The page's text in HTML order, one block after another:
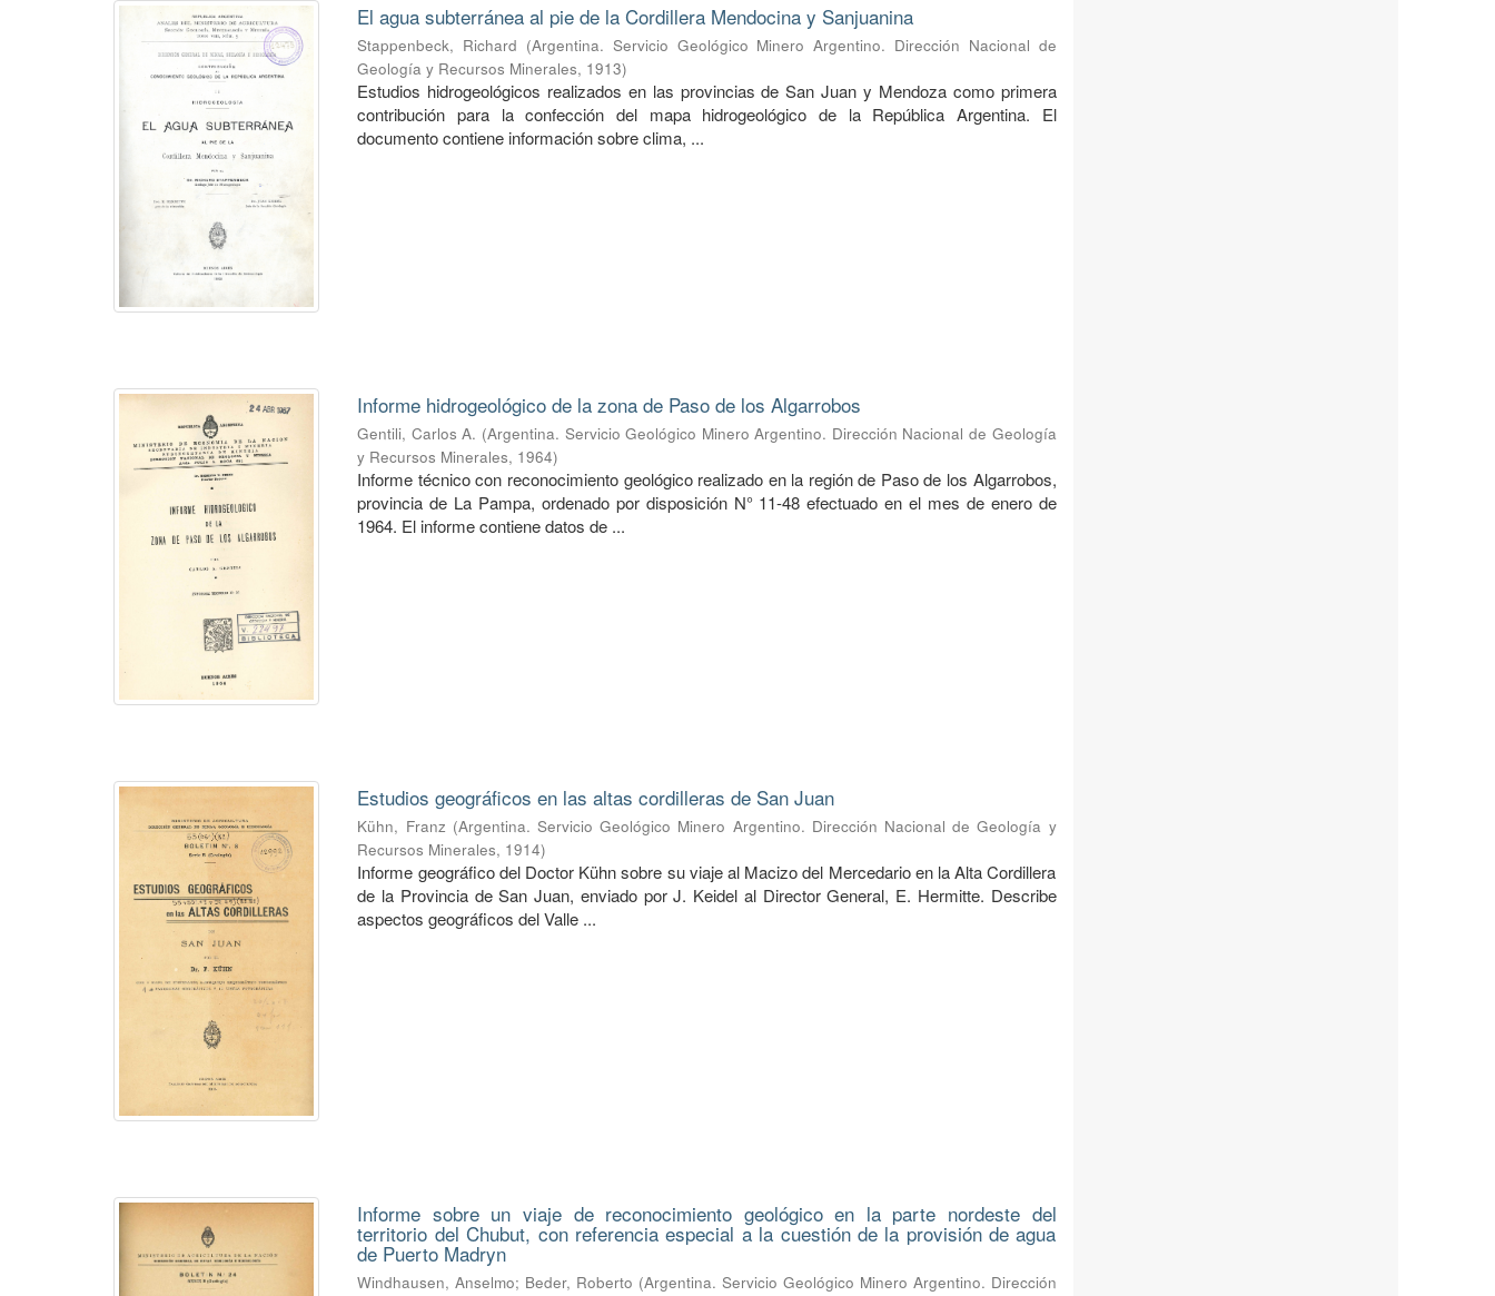
El agua subterránea al pie de la Cordillera Mendocina y Sanjuanina
Stappenbeck, Richard (Argentina. Servicio Geológico Minero Argentino. Dirección Nacional de
Geología y Recursos Minerales, 1913)
Estudios hidrogeológicos realizados en las provincias de San Juan y Mendoza como primera
contribución para la confección del mapa hidrogeológico de la República Argentina. El
documento contiene información sobre clima, ...
Informe hidrogeológico de la zona de Paso de los Algarrobos
Gentili, Carlos A. (Argentina. Servicio Geológico Minero Argentino. Dirección Nacional de Geología
y Recursos Minerales, 1964)
Informe técnico con reconocimiento geológico realizado en la región de Paso de los Algarrobos,
provincia de La Pampa, ordenado por disposición N° 11-48 efectuado en el mes de enero de
1964. El informe contiene datos de ...
Estudios geográficos en las altas cordilleras de San Juan
Kühn, Franz (Argentina. Servicio Geológico Minero Argentino. Dirección Nacional de Geología y
Recursos Minerales, 1914)
Informe geográfico del Doctor Kühn sobre su viaje al Macizo del Mercedario en la Alta Cordillera
de la Provincia de San Juan, enviado por J. Keidel al Director General, E. Hermitte. Describe
aspectos geográficos del Valle ...
Informe sobre un viaje de reconocimiento geológico en la parte nordeste del
territorio del Chubut, con referencia especial a la cuestión de la provisión de agua
de Puerto Madryn
Windhausen, Anselmo; Beder, Roberto (Argentina. Servicio Geológico Minero Argentino. Dirección